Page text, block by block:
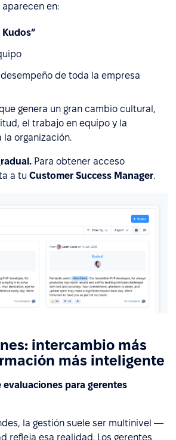
aparecen en:
Kudos”
de toda la empresa
genera un gran cambio cultural,
el trabajo en equipo y la
organización.
Para obtener acceso
a tu Customer Success Manager.
intercambio más
más inteligente
para gerentes
la gestión suele ser multinivel —
refleja esa realidad. Los gerentes